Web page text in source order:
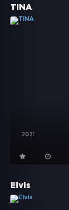
TINA
2021
Elvis